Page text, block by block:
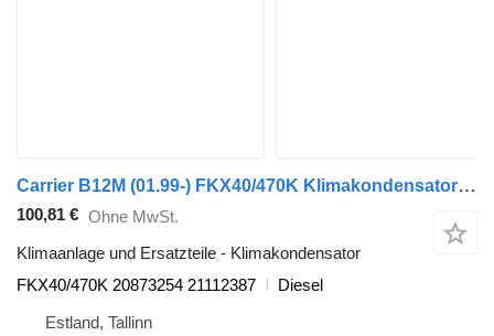
Carrier B12M (01.99-) FKX40/470K Klimakondensator für Volvo B6, B7, B9, B10, B12 bus (1978-2011)
100,81 € Ohne MwSt.
Klimaanlage und Ersatzteile - Klimakondensator
FKX40/470K 20873254 21112387
Diesel
Estland, Tallinn